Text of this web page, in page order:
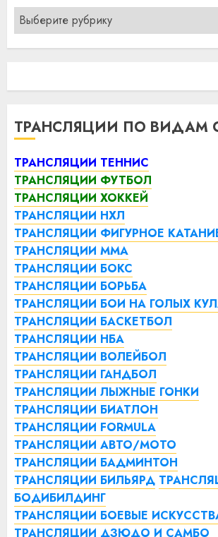
Рубрики
ТРАНСЛЯЦИИ ПО ВИДАМ
ТРАНСЛЯЦИИ ТЕННИС
ТРАНСЛЯЦИИ ФУТБОЛ
ТРАНСЛЯЦИИ ХОККЕЙ
ТРАНСЛЯЦИИ НХЛ
ТРАНСЛЯЦИИ ФИГУРНОЕ
ТРАНСЛЯЦИИ ММА
ТРАНСЛЯЦИИ БОКС
ТРАНСЛЯЦИИ БОРЬБА
ТРАНСЛЯЦИИ БОИ НА ГОЛЫХ
ТРАНСЛЯЦИИ БАСКЕТБОЛ
ТРАНСЛЯЦИИ НБА
ТРАНСЛЯЦИИ ВОЛЕЙБОЛ
ТРАНСЛЯЦИИ ГАНДБОЛ
ТРАНСЛЯЦИИ ЛЫЖНЫЕ ГОНКИ
ТРАНСЛЯЦИИ БИАТЛОН
ТРАНСЛЯЦИИ FORMULA
ТРАНСЛЯЦИИ АВТО/МОТО
ТРАНСЛЯЦИИ БАДМИНТОН
ТРАНСЛЯЦИИ БИЛЬЯРД
БОДИБИЛДИНГ
ТРАНСЛЯЦИИ БОЕВЫЕ
ТРАНСЛЯЦИИ ДЗЮДО И САМБО